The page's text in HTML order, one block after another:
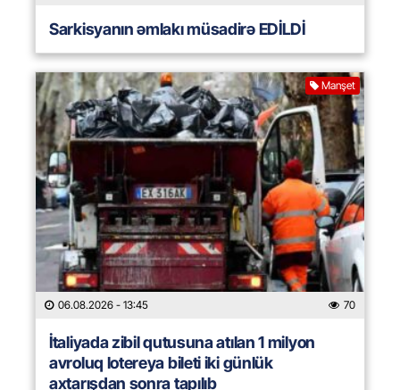
Sarkisyanın əmlakı müsadirə EDİLDİ
Manşet
06.08.2026 - 13:45 70
İtaliyada zibil qutusuna atılan 1 milyon
avroluq lotereya bileti iki günlük
axtarışdan sonra tapılıb